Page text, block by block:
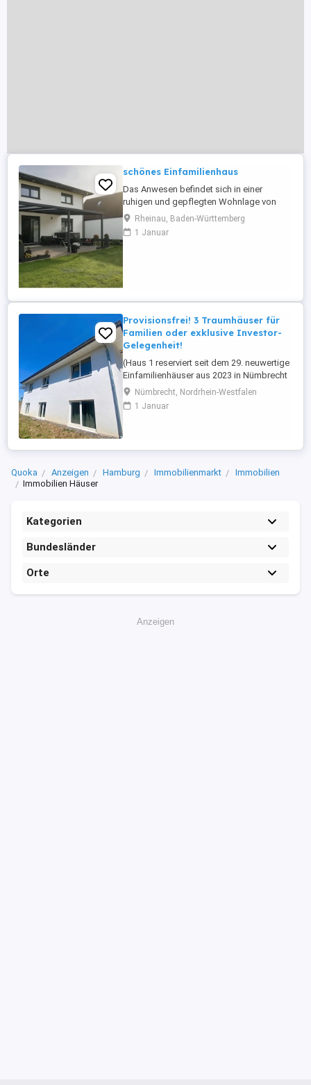
schönes Einfamilienhaus
Das Anwesen befindet sich in einer
ruhigen und gepflegten Wohnlage von
Rheinau und besticht durch eine
durchdachte Raumaufteilung,
lichtdurchflutete Zimmer und hochwertige
Rheinau, Baden-Württemberg
1 Januar
Provisionsfrei! 3 Traumhäuser für
Familien oder exklusive Investor-
Gelegenheit!
(Haus 1 reserviert seit dem 29. neuwertige
Einfamilienhäuser aus 2023 in Nümbrecht
Niederbröl zur Auswahl" 3 neuwertige
Einfamilienhäuser in Nümbrecht
Niederbröl am Ende des Dorfes. Die
ausgestattet. Hier kann man sich sicher
Nümbrecht, Nordrhein-Westfalen
1 Januar
Quoka Anzeigen Hamburg Immobilienmarkt
Immobilien
Immobilien Häuser
Kategorien
Bundesländer
Orte
Anzeigen